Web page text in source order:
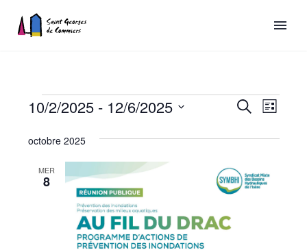
Évènements
de
vues
Recherche
vues
Liste
10/2/2025 - 12/6/2025
une
octobre 2025
MER
8